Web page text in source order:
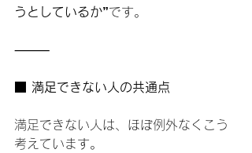
うとしているか”です。
⸻
■ 満足できない人の共通点
満足できない人は、ほぼ例外なくこう
考えています。